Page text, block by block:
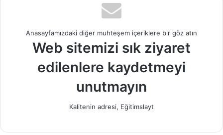
Anasayfamızdaki diğer muhteşem içeriklere bir göz atın
Web sitemizi sık ziyaret
edilenlere kaydetmeyi
unutmayın
Kalitenin adresi, Eğitimslayt